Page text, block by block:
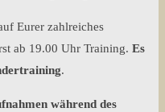
Eurer zahlreiches
ab 19.00 Uhr Training. Es
.
während des